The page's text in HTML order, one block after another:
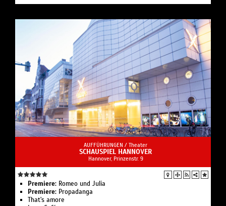
AUFFÜHRUNGEN / Theater
SCHAUSPIEL HANNOVER
Hannover, Prinzenstr. 9
Premiere: Romeo und Julia
Premiere: Propadanga
That's amore